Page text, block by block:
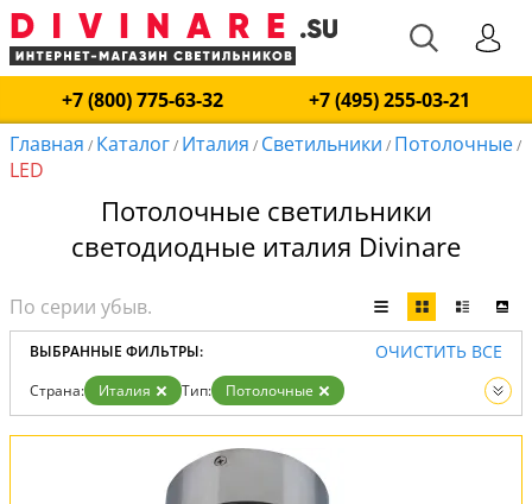
+7 (800) 775-63-32
+7 (495) 255-03-21
Главная / Каталог/ Италия / Светильники / Потолочные/
LED
Потолочные светильники
светодиодные италия Divinare
ВЫБРАННЫЕ ФИЛЬТРЫ: ОЧИСТИТЬ ВСЕ
Страна: Италия Тип:
Потолочные
Тип ламп:
LED Вид: Светильники